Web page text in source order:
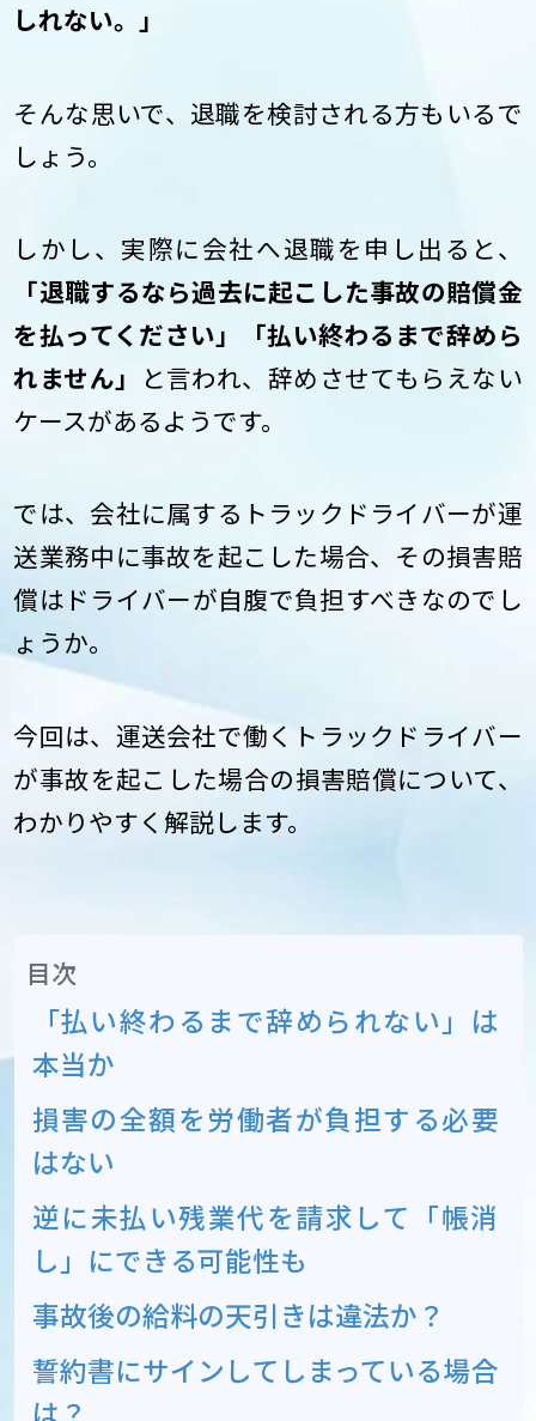
しれない。」
そんな思いで、退職を検討される方もいるで
しょう。
しかし、実際に会社へ退職を申し出ると、
「退職するなら過去に起こした事故の賠償金
を払ってください」「払い終わるまで辞めら
れません」 と言われ、辞めさせてもらえない
ケースがあるようです。
では、会社に属するトラックドライバーが運
送業務中に事故を起こした場合、その損害賠
償はドライバーが自腹で負担すべきなのでし
ょうか。
今回は、運送会社で働くトラックドライバー
が事故を起こした場合の損害賠償について、
わかりやすく解説します。
目次
「払い終わるまで辞められない」は
本当か
損害の全額を労働者が負担する必要
はない
逆に未払い残業代を請求して「帳消
し」にできる可能性も
事故後の給料の天引きは違法か？
誓約書にサインしてしまっている場合